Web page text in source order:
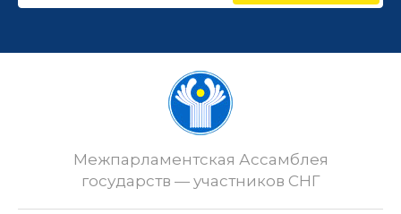
Межпарламентская Ассамблея
государств — участников СНГ